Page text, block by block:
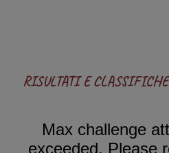
RISULTATI E CLASSIFICHE